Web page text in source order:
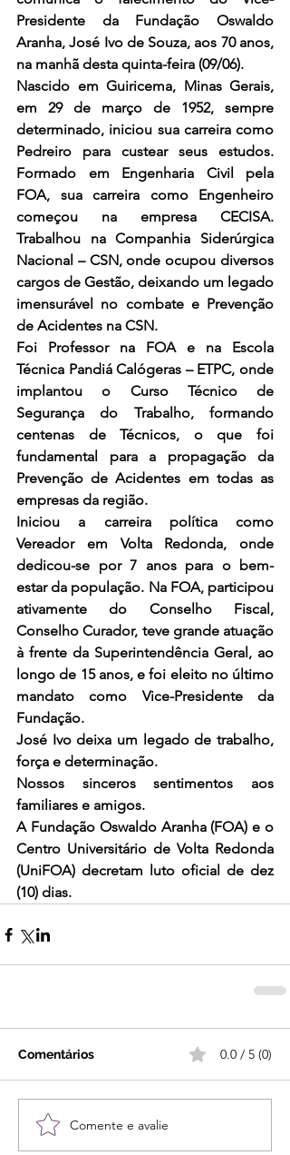
Presidente da Fundação Oswaldo
Aranha, José Ivo de Souza, aos 70 anos,
na manhã desta quinta-feira (09/06).
Nascido em Guiricema, Minas Gerais,
em 29 de março de 1952, sempre
determinado, iniciou sua carreira como
Pedreiro para custear seus estudos.
Formado em Engenharia Civil pela
FOA, sua carreira como Engenheiro
começou na empresa CECISA.
Trabalhou na Companhia Siderúrgica
Nacional – CSN, onde ocupou diversos
cargos de Gestão, deixando um legado
imensurável no combate e Prevenção
de Acidentes na CSN.
Foi Professor na FOA e na Escola
Técnica Pandiá Calógeras – ETPC, onde
implantou o Curso Técnico de
Segurança do Trabalho, formando
centenas de Técnicos, o que foi
fundamental para a propagação da
Prevenção de Acidentes em todas as
empresas da região.
Iniciou a carreira política como
Vereador em Volta Redonda, onde
dedicou-se por 7 anos para o bem-
estar da população. Na FOA, participou
ativamente do Conselho Fiscal,
Conselho Curador, teve grande atuação
à frente da Superintendência Geral, ao
longo de 15 anos, e foi eleito no último
mandato como Vice-Presidente da
Fundação.
José Ivo deixa um legado de trabalho,
força e determinação.
Nossos sinceros sentimentos aos
familiares e amigos.
A Fundação Oswaldo Aranha (FOA) e o
Centro Universitário de Volta Redonda
(UniFOA) decretam luto oficial de dez
(10) dias.
Comentários 0.0 / 5 (0)
Comente e avalie